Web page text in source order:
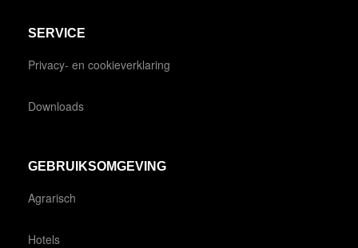
SERVICE
Privacy- en cookieverklaring
Downloads
GEBRUIKSOMGEVING
Agrarisch
Hotels